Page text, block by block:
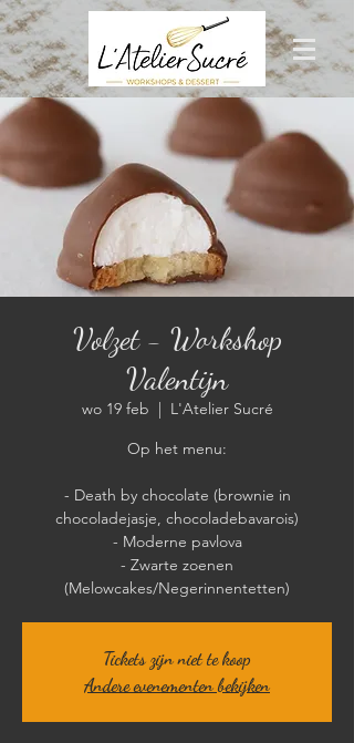
Volzet - Workshop
Valentijn
wo 19 feb
  |
L'Atelier Sucré
Op het menu:
- Death by chocolate (brownie in
chocoladejasje, chocoladebavarois)
- Moderne pavlova
- Zwarte zoenen
Tickets zijn niet te koop
Andere evenementen bekijken